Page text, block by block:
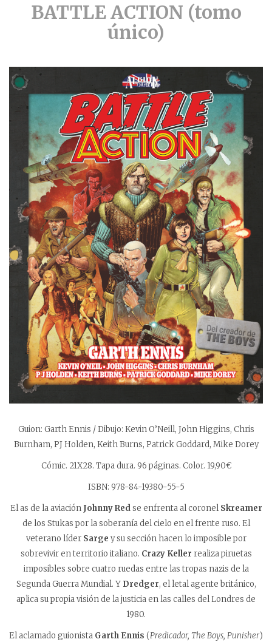
BATTLE ACTION (tomo
único)
Guion: Garth Ennis / Dibujo: Kevin O’Neill, John Higgins, Chris
Burnham, PJ Holden, Keith Burns, Patrick Goddard, Mike Dorey
Cómic. 21X28. Tapa dura. 96 páginas. Color. 19,90€
ISBN: 978-84-19380-55-5
El as de la aviación Johnny Redse enfrenta al coronelSkreamer
de los Stukas por la soberanía del cielo en el frente ruso. El
veterano líder Sarge y su sección hacen lo imposible por
sobrevivir en territorio italiano. Crazy Keller realiza piruetas
imposibles sobre cuatro ruedas entre las tropas nazis de la
Segunda Guerra Mundial. Y Dredger, el letal agente británico,
aplica su propia visión de la justicia en las calles del Londres de
1980.
El aclamado guionista Garth Ennis (Predicador, The Boys, Punisher)